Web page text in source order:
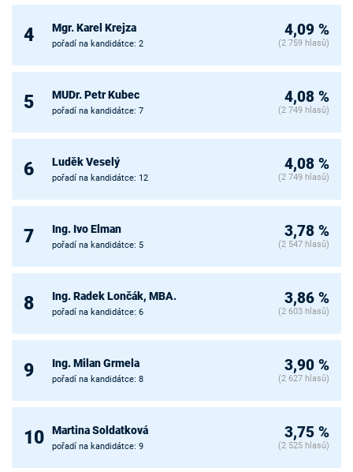
4 Mgr. Karel Krejza
pořadí na kandidátce: 2
4,09 %
(2 759 hlasů)
5 MUDr. Petr Kubec
pořadí na kandidátce: 7
4,08 %
(2 749 hlasů)
6 Luděk Veselý
pořadí na kandidátce: 12
4,08 %
(2 749 hlasů)
7 Ing. Ivo Elman
pořadí na kandidátce: 5
3,78 %
(2 547 hlasů)
8 Ing. Radek Lončák, MBA.
pořadí na kandidátce: 6
3,86 %
(2 603 hlasů)
9 Ing. Milan Grmela
pořadí na kandidátce: 8
3,90 %
(2 627 hlasů)
10 Martina Soldatková
pořadí na kandidátce: 9
3,75 %
(2 525 hlasů)